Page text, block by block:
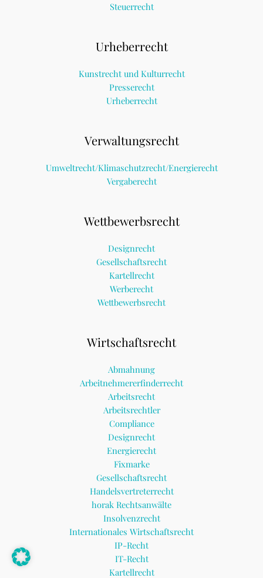
Steuerrecht
Urheberrecht
Kunstrecht und Kulturrecht
Presserecht
Urheberrecht
Verwaltungsrecht
Umweltrecht/Klimaschutzrecht/Energierecht
Vergaberecht
Wettbewerbsrecht
Designrecht
Gesellschaftsrecht
Kartellrecht
Werberecht
Wettbewerbsrecht
Wirtschaftsrecht
Abmahnung
Arbeitnehmererfinderrecht
Arbeitsrecht
Arbeitsrechtler
Compliance
Designrecht
Energierecht
Fixmarke
Gesellschaftsrecht
Handelsvertreterrecht
horak Rechtsanwälte
Insolvenzrecht
Internationales Wirtschaftsrecht
IP-Recht
IT-Recht
Kartellrecht